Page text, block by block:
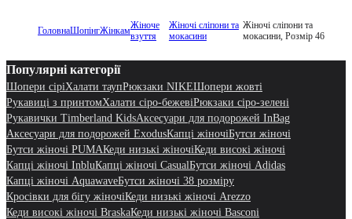
ГоловнаШопінгЖінкамЖіноче
взуття
Жіночі сліпони та
мокасини
Жіночі сліпони та
мокасини, Розмір 46
Популярні категорії
Шопери сіріХалати таупРюкзаки NIKEШопери жовті
Рукавиці з принтомХалати сіро-бежевіРюкзаки сіро-зелені
Рукавички Timberland KidsАксесуари для подорожей InBag
Аксесуари для подорожей ExodusКапці жіночіБутси жіночі
Бутси жіночі PUMAКеди низькі жіночіКеди високі жіночі
Капці жіночі InbluКапці жіночі CasualБутси жіночі Adidas
Капці жіночі AquawaveБутси жіночі 38 розміру
Кросівки для бігу жіночіКеди низькі жіночі Arezzo
Кеди високі жіночі BraskaКеди низькі жіночі Basconi